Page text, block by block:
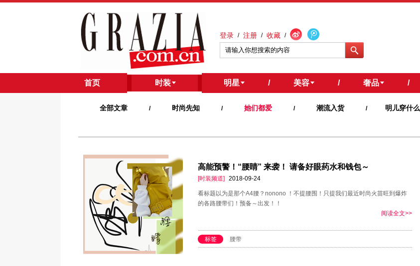
登录 / 注册 / 收藏 /
首页 时装 明星 / 美容 / 奢品 /
全部文章 / 时尚先知 / 她们都爱 / 潮流入货 / 明儿穿什么
高能预警！“腰睛” 来袭！ 请备好眼药水和钱包～
[时装频道] 2018-09-24
看标题以为是那个A4腰？nonono ！不提腰围！只提我们最近时尚火苗旺到爆炸
的各路腰带们！预备～出发！！
阅读全文>>
标签 腰带